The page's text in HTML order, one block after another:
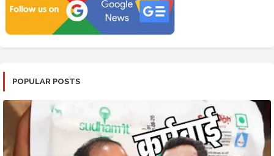
POPULAR POSTS